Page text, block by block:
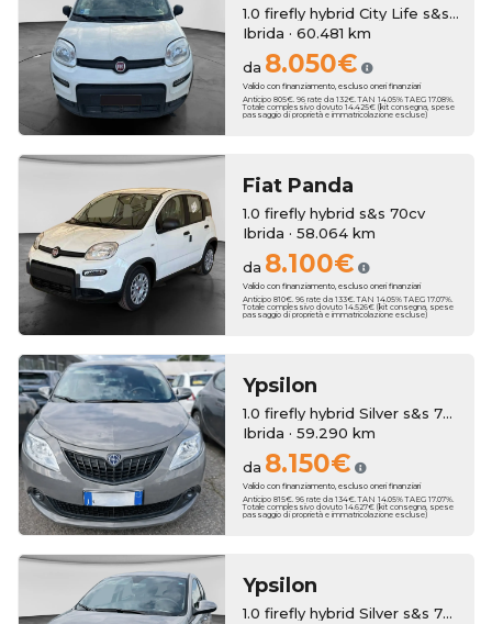
1.0 firefly hybrid City Life s&s 70cv
Ibrida · 60.481 km
da 8.050€
Valido con finanziamento, escluso oneri finanziari
Anticipo 805€. 96 rate da 132€. TAN 14.05% TAEG 17.08%.
Totale complessivo dovuto 14.425€ (kit consegna, spese
passaggio di proprietà e immatricolazione escluse)
Fiat Panda
1.0 firefly hybrid s&s 70cv
Ibrida · 58.064 km
da 8.100€
Valido con finanziamento, escluso oneri finanziari
Anticipo 810€. 96 rate da 133€. TAN 14.05% TAEG 17.07%.
Totale complessivo dovuto 14.526€ (kit consegna, spese
passaggio di proprietà e immatricolazione escluse)
Ypsilon
1.0 firefly hybrid Silver s&s 70cv
Ibrida · 59.290 km
da 8.150€
Valido con finanziamento, escluso oneri finanziari
Anticipo 815€. 96 rate da 134€. TAN 14.05% TAEG 17.07%.
Totale complessivo dovuto 14.627€ (kit consegna, spese
passaggio di proprietà e immatricolazione escluse)
Ypsilon
1.0 firefly hybrid Silver s&s 70cv 5p.ti